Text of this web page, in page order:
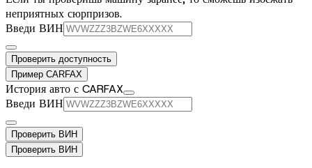
неприятных сюрпризов.
Введи ВИН
Проверить доступность
Пример CARFAX
История авто с CARFAX
Введи ВИН
Проверить ВИН
Проверить ВИН